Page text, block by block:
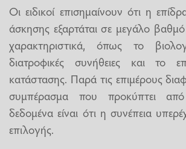
Οι ειδικοί επισημαίνουν ότι η
άσκησης εξαρτάται σε μεγάλο
χαρακτηριστικά, όπως το
διατροφικές συνήθειες και το
κατάστασης. Παρά τις επιμέρους
συμπέρασμα που προκύπτει
δεδομένα είναι ότι η συνέπεια
επιλογής.